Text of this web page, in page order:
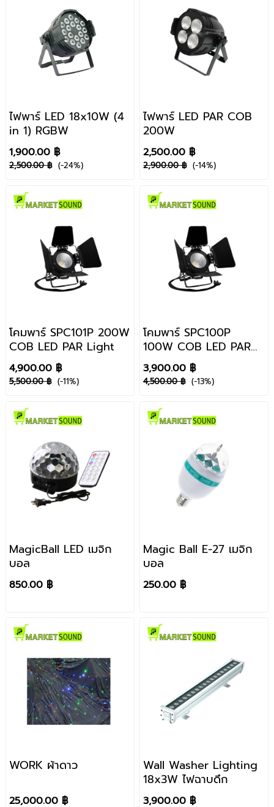
ไฟพาร์ LED 18x10W (4
in 1) RGBW
1,900.00 ฿
2,500.00 ฿ (-24%)
ไฟพาร์ LED PAR COB
200W
2,500.00 ฿
2,900.00 ฿ (-14%)
โคมพาร์ SPC101P 200W
COB LED PAR Light
4,900.00 ฿
5,500.00 ฿ (-11%)
โคมพาร์ SPC100P
100W COB LED PAR
Light
3,900.00 ฿
4,500.00 ฿ (-13%)
MagicBall LED เมจิก
บอล
850.00 ฿
Magic Ball E-27 เมจิก
บอล
250.00 ฿
WORK ผ้าดาว
25,000.00 ฿
Wall Washer Lighting
18x3W ไฟฉาบดึก
3,900.00 ฿